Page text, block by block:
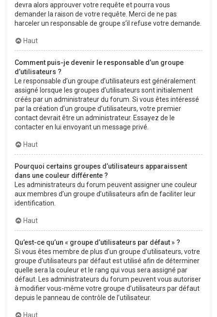
devra alors approuver votre requête et pourra vous
demander la raison de votre requête. Merci de ne pas
harceler un responsable de groupe s’il refuse votre demande.
Haut
Comment puis-je devenir le responsable d’un groupe
d’utilisateurs ?
Le responsable d’un groupe d’utilisateurs est généralement
assigné lorsque les groupes d’utilisateurs sont initialement
créés par un administrateur du forum. Si vous êtes intéressé
par la création d’un groupe d’utilisateurs, votre premier
contact devrait être un administrateur. Essayez de le
contacter en lui envoyant un message privé.
Haut
Pourquoi certains groupes d’utilisateurs apparaissent
dans une couleur différente ?
Les administrateurs du forum peuvent assigner une couleur
aux membres d’un groupe d’utilisateurs afin de faciliter leur
identification.
Haut
Qu’est-ce qu’un « groupe d’utilisateurs par défaut » ?
Si vous êtes membre de plus d’un groupe d’utilisateurs, votre
groupe d’utilisateurs par défaut est utilisé afin de déterminer
quelle sera la couleur et le rang qui vous sera assigné par
défaut. Les administrateurs du forum peuvent vous autoriser
à modifier vous-même votre groupe d’utilisateurs par défaut
depuis le panneau de contrôle de l’utilisateur.
Haut